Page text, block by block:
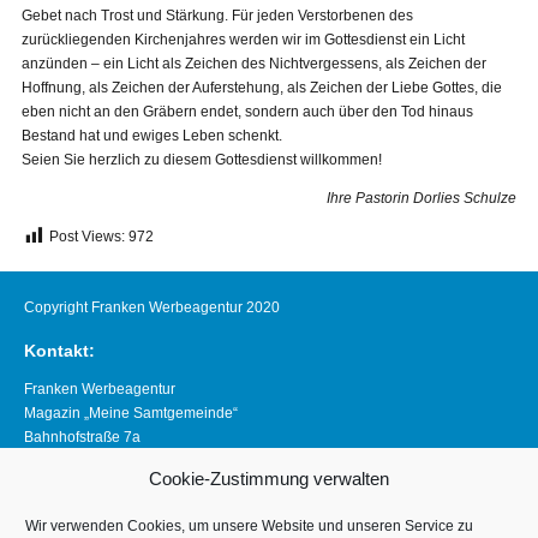
Cookie-Zustimmung verwalten
Wir verwenden Cookies, um unsere Website und unseren Service zu
Gebet nach Trost und Stärkung. Für jeden Verstorbenen des
zurückliegenden Kirchenjahres werden wir im Gottesdienst ein Licht
anzünden – ein Licht als Zeichen des Nichtvergessens, als Zeichen der
Hoffnung, als Zeichen der Auferstehung, als Zeichen der Liebe Gottes, die
eben nicht an den Gräbern endet, sondern auch über den Tod hinaus
Bestand hat und ewiges Leben schenkt.
Seien Sie herzlich zu diesem Gottesdienst willkommen!
Ihre Pastorin Dorlies Schulze
Post Views: 972
Copyright Franken Werbeagentur 2020
Kontakt:
Franken Werbeagentur
Magazin „Meine Samtgemeinde“
Bahnhofstraße 7a
Telefon 04163 8390281